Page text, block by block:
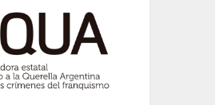
(522)
(514)